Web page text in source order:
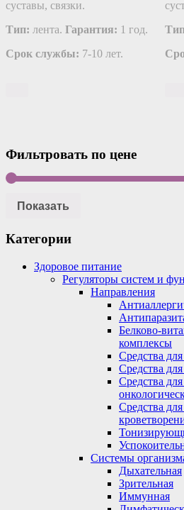
суставы, связки.
Тип: лента. Гарантия: 1 год.
Срок службы: 7-10 лет.
Фильтровать по цене
Показать
Категории
Здоровое питание
Регуляторы систем и
Направления
Белково-
комплексы
Средства
Средства
Средства
Средства
Системы
Дыхательная
Зрительная
Иммунная